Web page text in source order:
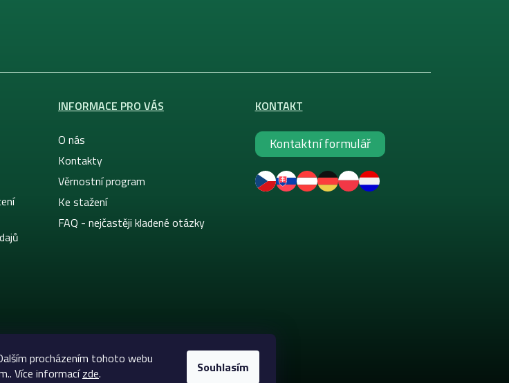
procházením tohoto webu
Více informacízde. Souhlasím
INFORMACE PRO VÁS
O nás
Kontakty
Věrnostní program
Ke stažení
FAQ - nejčastěji kladené otázky
KONTAKT
Kontaktní formulář